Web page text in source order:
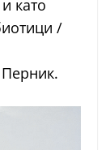
като
/